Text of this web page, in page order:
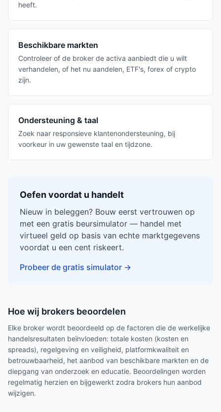
heeft.
Beschikbare markten
Controleer of de broker de activa aanbiedt die u wilt
verhandelen, of het nu aandelen, ETF's, forex of crypto
zijn.
Ondersteuning & taal
Zoek naar responsieve klantenondersteuning, bij
voorkeur in uw gewenste taal en tijdzone.
Oefen voordat u handelt
Nieuw in beleggen? Bouw eerst vertrouwen op
met een gratis beursimulator — handel met
virtueel geld op basis van echte marktgegevens
voordat u een cent riskeert.
Probeer de gratis simulator →
Hoe wij brokers beoordelen
Elke broker wordt beoordeeld op de factoren die de werkelijke
handelsresultaten beïnvloeden: totale kosten (kosten en
spreads), regelgeving en veiligheid, platformkwaliteit en
betrouwbaarheid, het aanbod van beschikbare markten en de
diepgang van onderzoek en educatie. Beoordelingen worden
regelmatig herzien en bijgewerkt zodra brokers hun aanbod
wijzigen.